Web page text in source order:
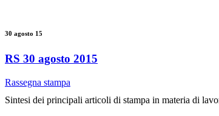
30 agosto 15
RS 30 agosto 2015
Rassegna stampa
Sintesi dei principali articoli di stampa in materia di